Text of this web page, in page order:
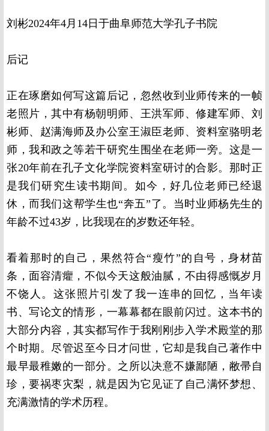
刘彬2024年4月14日于曲阜师范大学孔子书院
后记
正在琢磨如何写这篇后记，忽然收到业师传来的一帧
老照片，其中有杨朝明师、王洪军师、修建军师、刘
彬师、赵满海师及办公室王淑臣老师、资料室骆明老
师，我和政之等若干研究生围坐在老师一旁。这是一
张20年前在孔子文化学院资料室研讨的合影。那时正
是我们研究生读书期间。如今，好几位老师已经退
休，而我们这帮学生也“奔五”了。当时业师杨先生的
年龄不过43岁，比我现在的岁数还年轻。
看着那时的自己，果然符合“瘦竹”的自号，身材苗
条，面容清癯，不似今天这般油腻，不由得感慨岁月
不饶人。这张照片引发了我一连串的回忆，当年读
书、写论文的情形，一幕幕都在眼前闪过。这本书的
大部分内容，其实都写作于我刚刚步入学术殿堂的那
个时期。尽管迟至今日才问世，它却是我自己著作中
最早最稚嫩的一部分。之所以决意不嫌鄙陋，敝帚自
珍，要祸枣灾梨，就是因为它见证了自己满怀梦想、
充满激情的学术历程。